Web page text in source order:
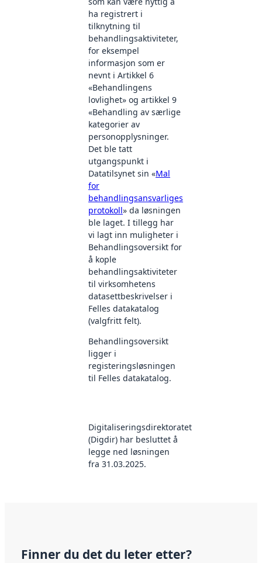
ha registrert i
tilknytning til
behandlingsaktiviteter,
for eksempel
informasjon som er
nevnt i Artikkel 6
«Behandlingens
lovlighet» og artikkel 9
«Behandling av særlige
kategorier av
personopplysninger.
Det ble tatt
utgangspunkt i
Datatilsynet sin «Mal
for
behandlingsansvarliges
protokoll» da løsningen
ble laget. I tillegg har
vi lagt inn muligheter i
Behandlingsoversikt for
å kople
behandlingsaktiviteter
til virksomhetens
datasettbeskrivelser i
Felles datakatalog
(valgfritt felt).
Behandlingsoversikt
ligger i
registeringsløsningen
til Felles datakatalog.
Digitaliseringsdirektoratet
(Digdir) har besluttet å
legge ned løsningen
fra 31.03.2025.
Finner du det du leter etter?